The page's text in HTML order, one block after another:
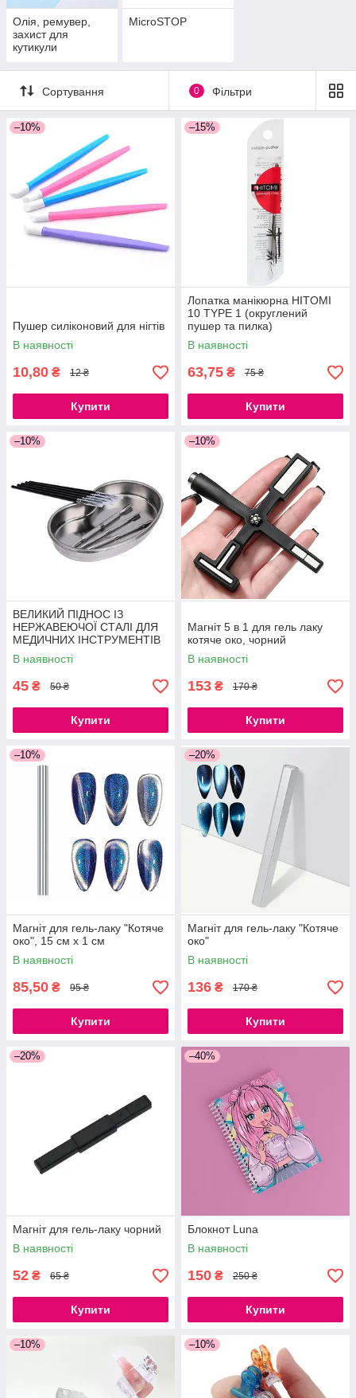
Олія, ремувер,
захист для
кутикули
MicroSTOP
Сортування 0 Фільтри
–10%
Пушер силіконовий для нігтів
В наявності
10,80 ₴ 12 ₴
Купити
–15%
Лопатка манікюрна HITOMI
10 TYPE 1 (округлений
пушер та пилка)
В наявності
63,75 ₴ 75 ₴
Купити
–10%
ВЕЛИКИЙ ПІДНОС ІЗ
НЕРЖАВЕЮЧОЇ СТАЛІ ДЛЯ
МЕДИЧНИХ ІНСТРУМЕНТІВ
21СМ
В наявності
45 ₴ 50 ₴
Купити
–10%
Магніт 5 в 1 для гель лаку
котяче око, чорний
В наявності
153 ₴ 170 ₴
Купити
–10%
Магніт для гель-лаку "Котяче
око", 15 см х 1 см
В наявності
85,50 ₴ 95 ₴
Купити
–20%
Магніт для гель-лаку "Котяче
око"
В наявності
136 ₴ 170 ₴
Купити
–20%
Магніт для гель-лаку чорний
В наявності
52 ₴ 65 ₴
Купити
–40%
Блокнот Luna
В наявності
150 ₴ 250 ₴
Купити
–10% –10%